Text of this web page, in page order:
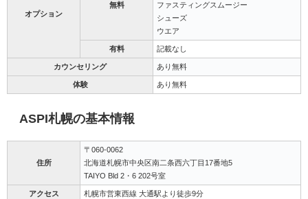
オプション
無料
ファスティングスムージー
シューズ
ウエア
有料 記載なし
カウンセリング あり無料
体験 あり無料
ASPI札幌の基本情報
住所
〒060-0062
北海道札幌市中央区南二条西六丁目17番地5
TAIYO Bld 2・6 202号室
アクセス 札幌市営東西線 大通駅より徒歩9分